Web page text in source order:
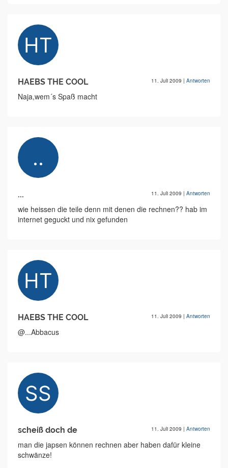
HAEBS THE COOL 11. Juli 2009 | Antworten
Naja,wem´s Spaß macht
... 11. Juli 2009 | Antworten
wie heissen die teile denn mit denen die rechnen?? hab im
internet geguckt und nix gefunden
HAEBS THE COOL 11. Juli 2009 | Antworten
@...Abbacus
scheiß doch de 11. Juli 2009 | Antworten
man die japsen können rechnen aber haben dafür kleine
schwänze!